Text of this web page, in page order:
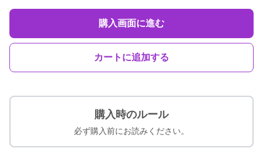
購入画面に進む
カートに追加する
購入時のルール
必ず購入前にお読みください。